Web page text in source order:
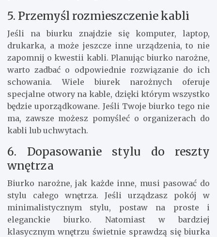
5. Przemyśl rozmieszczenie kabli
Jeśli na biurku znajdzie się komputer, laptop,
drukarka, a może jeszcze inne urządzenia, to nie
zapomnij o kwestii kabli. Planując biurko narożne,
warto zadbać o odpowiednie rozwiązanie do ich
schowania. Wiele biurek narożnych oferuje
specjalne otwory na kable, dzięki którym wszystko
będzie uporządkowane. Jeśli Twoje biurko tego nie
ma, zawsze możesz pomyśleć o organizerach do
kabli lub uchwytach.
6. Dopasowanie stylu do reszty
wnętrza
Biurko narożne, jak każde inne, musi pasować do
stylu całego wnętrza. Jeśli urządzasz pokój w
minimalistycznym stylu, postaw na proste i
eleganckie biurko. Natomiast w bardziej
klasycznym wnętrzu świetnie sprawdzą się biurka